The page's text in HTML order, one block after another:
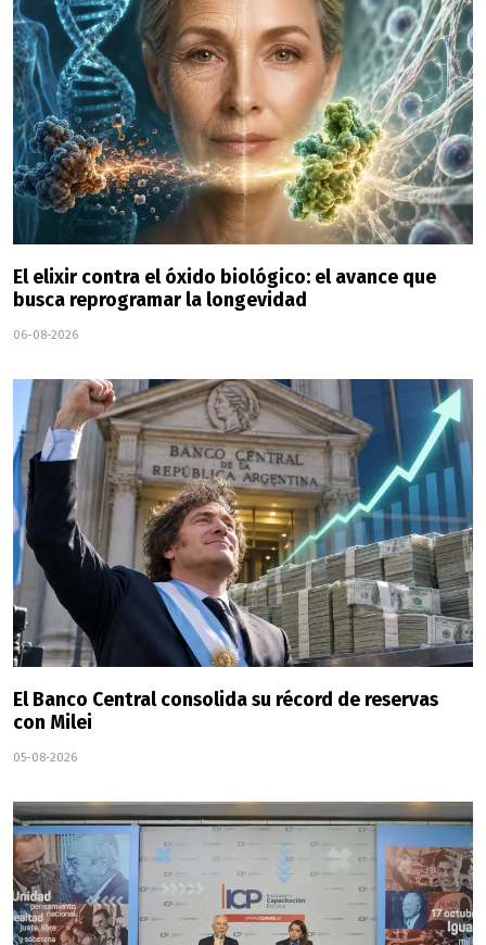
El elixir contra el óxido biológico: el avance que
busca reprogramar la longevidad
06-08-2026
El Banco Central consolida su récord de reservas
con Milei
05-08-2026